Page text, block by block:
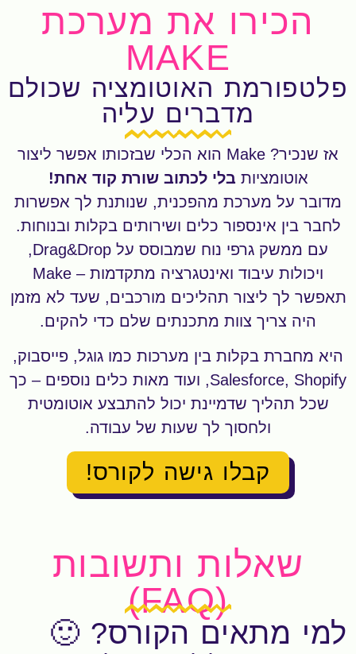
הכירו את מערכת
MAKE
פלטפורמת האוטומציה שכולם
מדברים עליה
אז שנכיר? Make הוא הכלי שבזכותו אפשר ליצור
אוטומציות בלי לכתוב שורת קוד אחת!
מדובר על מערכת מהפכנית, שנותנת לך אפשרות
לחבר בין אינספור כלים ושירותים בקלות ובנוחות.
עם ממשק גרפי נוח שמבוסס על Drag&Drop,
ויכולות עיבוד ואינטגרציה מתקדמות – Make
תאפשר לך ליצור תהליכים מורכבים, שעד לא מזמן
היה צריך צוות מתכנתים שלם כדי להקים.
היא מחברת בקלות בין מערכות כמו גוגל, פייסבוק,
Salesforce, Shopify, ועוד מאות כלים נוספים – כך
שכל תהליך שדמיינת יכול להתבצע אוטומטית
ולחסוך לך שעות של עבודה.
קבלו גישה לקורס!
שאלות ותשובות
(FAQ)
למי מתאים הקורס? 🙂